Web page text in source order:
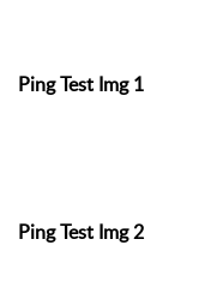
Ping Test Img 1
Ping Test Img 2